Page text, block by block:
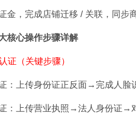
金，完成店铺迁移 / 关联，同步
核心操作步骤详解
证（关键步骤）
：上传身份证正反面→完成人
：上传营业执照→法人身份证→